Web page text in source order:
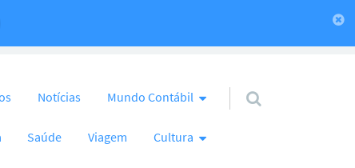
Notícias Mundo Contábil
Saúde Viagem Cultura